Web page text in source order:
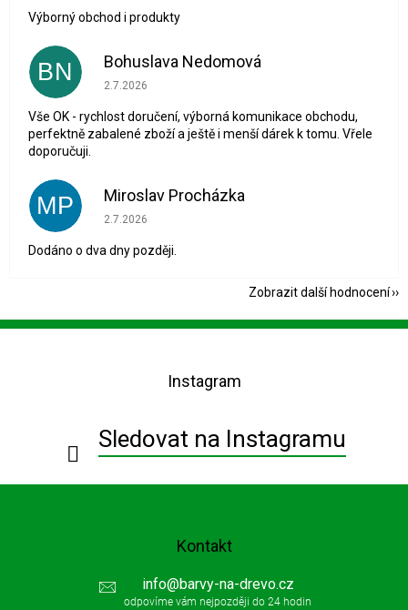
Výborný obchod i produkty
BN Bohuslava Nedomová
Hodnocení obchodu je 5 z 5 hvězdiček.
2.7.2026
Vše OK - rychlost doručení, výborná komunikace obchodu,
perfektně zabalené zboží a ještě i menší dárek k tomu. Vřele
doporučuji.
MP Miroslav Procházka
Hodnocení obchodu je 1 z 5 hvězdiček.
2.7.2026
Dodáno o dva dny později.
Zobrazit další hodnocení
Z
Instagram
Sledovat na Instagramu
Kontakt
info@barvy-na-drevo.cz